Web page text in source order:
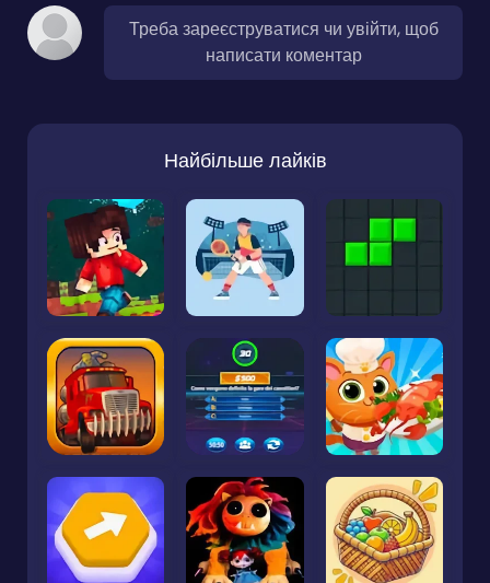
Треба зареєструватися чи увійти, щоб
написати коментар
Найбільше лайків